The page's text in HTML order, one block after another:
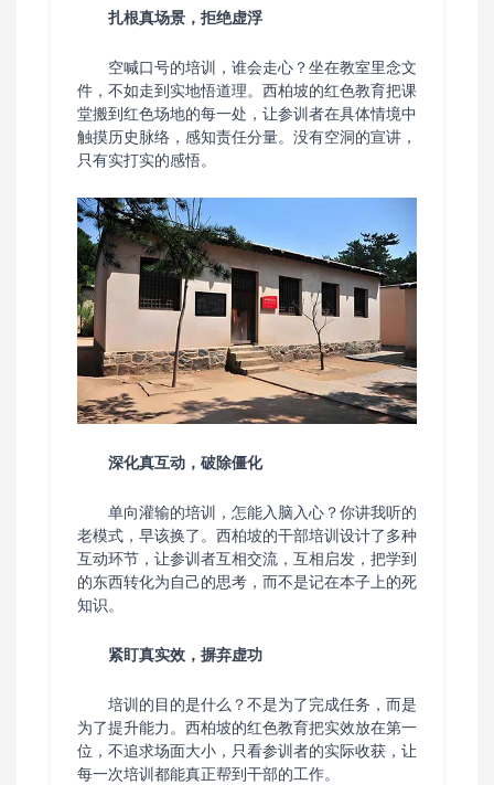
扎根真场景，拒绝虚浮
空喊口号的培训，谁会走心？坐在教室里念文
件，不如走到实地悟道理。西柏坡的红色教育把课
堂搬到红色场地的每一处，让参训者在具体情境中
触摸历史脉络，感知责任分量。没有空洞的宣讲，
只有实打实的感悟。
深化真互动，破除僵化
单向灌输的培训，怎能入脑入心？你讲我听的
老模式，早该换了。西柏坡的干部培训设计了多种
互动环节，让参训者互相交流，互相启发，把学到
的东西转化为自己的思考，而不是记在本子上的死
知识。
紧盯真实效，摒弃虚功
培训的目的是什么？不是为了完成任务，而是
为了提升能力。西柏坡的红色教育把实效放在第一
位，不追求场面大小，只看参训者的实际收获，让
每一次培训都能真正帮到干部的工作。